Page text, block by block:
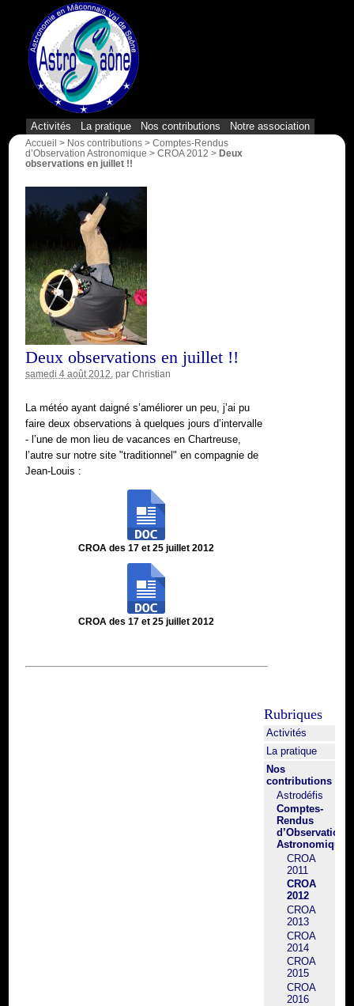
Activités La pratique Nos contributions Notre association
Accueil > Nos contributions > Comptes-Rendus
d’Observation Astronomique > CROA 2012 > Deux
observations en juillet !!
Deux observations en juillet !!
samedi 4 août 2012 , par Christian
La météo ayant daigné s’améliorer un peu, j’ai pu
faire deux observations à quelques jours d’intervalle
- l’une de mon lieu de vacances en Chartreuse,
l’autre sur notre site "traditionnel" en compagnie de
Jean-Louis :
CROA des 17 et 25 juillet 2012
CROA des 17 et 25 juillet 2012
Rubriques
Activités
La pratique
Nos
contributions
Astrodéfis
Comptes-
Rendus
d’Observation
Astronomique
CROA
2011
CROA
2012
CROA
2013
CROA
2014
CROA
2015
CROA
2016